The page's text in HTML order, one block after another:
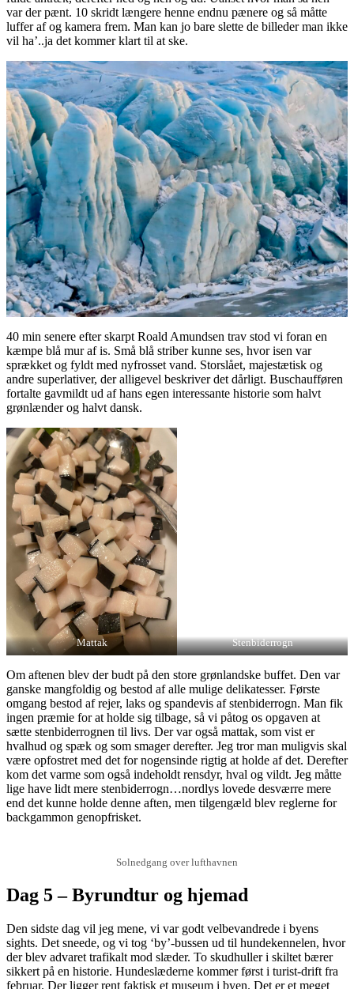
var der pænt. 10 skridt længere henne endnu pænere og så måtte
luffer af og kamera frem. Man kan jo bare slette de billeder man ikke
vil ha’..ja det kommer klart til at ske.
40 min senere efter skarpt Roald Amundsen trav stod vi foran en
kæmpe blå mur af is. Små blå striber kunne ses, hvor isen var
sprækket og fyldt med nyfrosset vand. Storslået, majestætisk og
andre superlativer, der alligevel beskriver det dårligt. Buschaufføren
fortalte gavmildt ud af hans egen interessante historie som halvt
grønlænder og halvt dansk.
Mattak Stenbiderrogn
Om aftenen blev der budt på den store grønlandske buffet. Den var
ganske mangfoldig og bestod af alle mulige delikatesser. Første
omgang bestod af rejer, laks og spandevis af stenbiderrogn. Man fik
ingen præmie for at holde sig tilbage, så vi påtog os opgaven at
sætte stenbiderrognen til livs. Der var også mattak, som vist er
hvalhud og spæk og som smager derefter. Jeg tror man muligvis skal
være opfostret med det for nogensinde rigtig at holde af det. Derefter
kom det varme som også indeholdt rensdyr, hval og vildt. Jeg måtte
lige have lidt mere stenbiderrogn…nordlys lovede desværre mere
end det kunne holde denne aften, men tilgengæld blev reglerne for
backgammon genopfrisket.
Solnedgang over lufthavnen
Dag 5 – Byrundtur og hjemad
Den sidste dag vil jeg mene, vi var godt velbevandrede i byens
sights. Det sneede, og vi tog ‘by’-bussen ud til hundekennelen, hvor
der blev advaret trafikalt mod slæder. To skudhuller i skiltet bærer
sikkert på en historie. Hundeslæderne kommer først i turist-drift fra
februar. Der ligger rent faktisk et museum i byen. Det er et meget